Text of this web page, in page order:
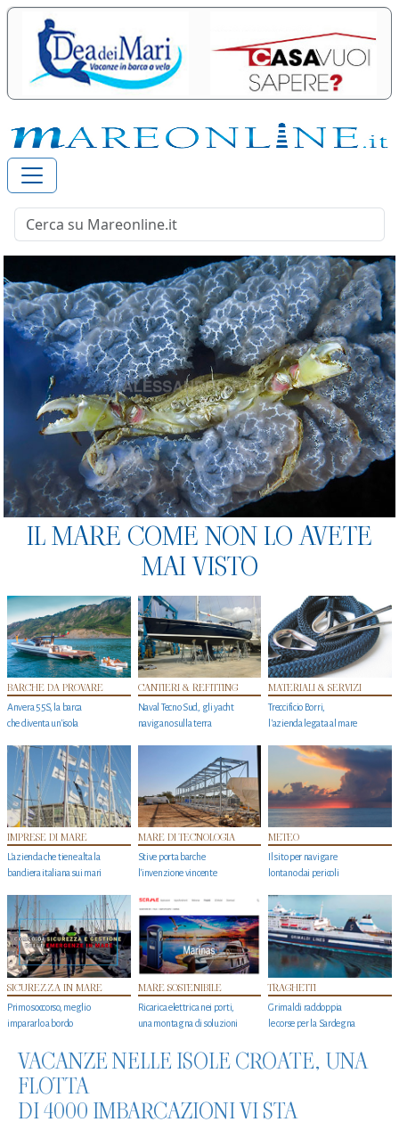
IL MARE COME NON LO AVETE
MAI VISTO
BARCHE DA PROVARE
Anvera 55S, la barca
che diventa un'isola
CANTIERI & REFITTING
Naval Tecno Sud, gli yacht
navigano sulla terra
MATERIALI & SERVIZI
Treccificio Borri,
l'azienda legata al mare
IMPRESE DI MARE
L'azienda che tiene alta la
bandiera italiana sui mari
MARE DI TECNOLOGIA
Stive porta barche
l'invenzione vincente
METEO
Il sito per navigare
lontano dai pericoli
SICUREZZA IN MARE
Primo soccorso, meglio
impararlo a bordo
MARE SOSTENIBILE
Ricarica elettrica nei porti,
una montagna di soluzioni
TRAGHETTI
Grimaldi raddoppia
le corse per la Sardegna
VACANZE NELLE ISOLE CROATE, UNA
FLOTTA
DI 4000 IMBARCAZIONI VI STA